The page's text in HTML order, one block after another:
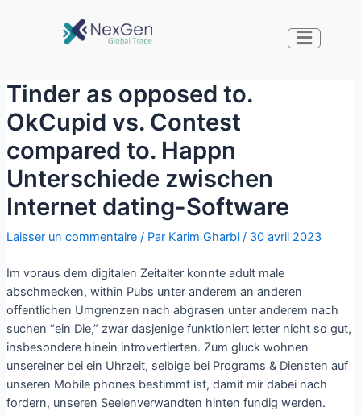
Tinder as opposed to.
OkCupid vs. Contest
compared to. Happn
Unterschiede zwischen
Internet dating-Software
Laisser un commentaire / Par Karim Gharbi / 30 avril 2023
Im voraus dem digitalen Zeitalter konnte adult male
abschmecken, within Pubs unter anderem an anderen
offentlichen Umgrenzen nach abgrasen unter anderem nach
suchen “ein Die,” zwar dasjenige funktioniert letter nicht so gut,
insbesondere hinein introvertierten. Zum gluck wohnen
unsereiner bei ein Uhrzeit, selbige bei Programs & Diensten auf
unseren Mobile phones bestimmt ist, damit mir dabei nach
fordern, unseren Seelenverwandten hinten fundig werden.